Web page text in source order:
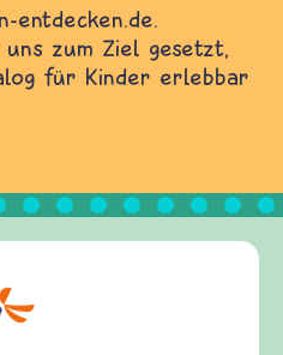
entdecken.de.
uns zum Ziel gesetzt,
für Kinder erlebbar